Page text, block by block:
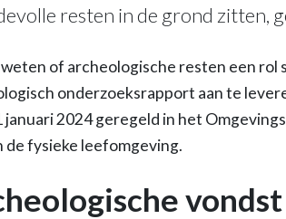
resten in de grond zitten,
of archeologische resten een rol
onderzoeksrapport aan te
januari 2024 geregeld in het
de fysieke leefomgeving.